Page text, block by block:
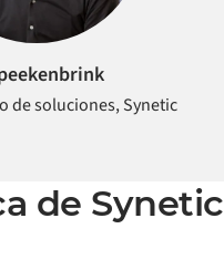
de soluciones, Synetic
de Synetic